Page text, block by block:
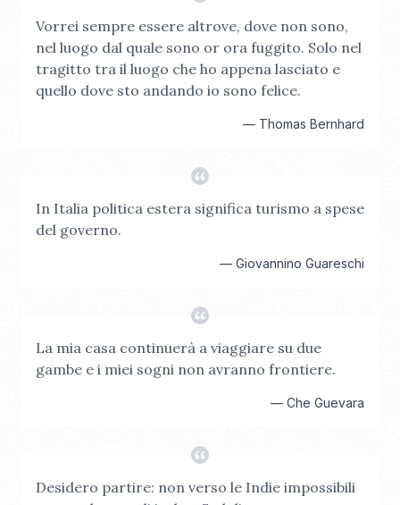
Vorrei sempre essere altrove, dove non sono,
nel luogo dal quale sono or ora fuggito. Solo nel
tragitto tra il luogo che ho appena lasciato e
quello dove sto andando io sono felice.
— Thomas Bernhard
In Italia politica estera significa turismo a spese
del governo.
— Giovannino Guareschi
La mia casa continuerà a viaggiare su due
gambe e i miei sogni non avranno frontiere.
— Che Guevara
Desidero partire: non verso le Indie impossibili